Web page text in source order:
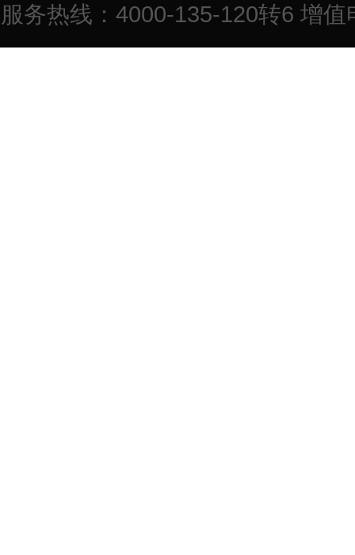
服务热线：4000-135-120转6 增